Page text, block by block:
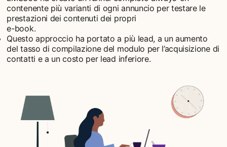
contenente più varianti di ogni annuncio per testare le
prestazioni dei contenuti dei propri
e-book.
Questo approccio ha portato a più lead, a un aumento
del tasso di compilazione del modulo per l’acquisizione di
contatti e a un costo per lead inferiore.